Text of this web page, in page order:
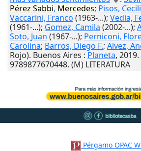
Pérez Sabbi, Mercedes; Pisos,
Vaccarini, Franco (1963-...); Vedia,
(1961-...); Gomez, Camila (2002-...);
Soto, Juan (1967-...); Perniconi,
Carolina; Barros, Diego F.; Alvez,
Rojo). Buenos Aires : Planeta, 2019.
9789877670448. (M) LITERATURA
Pérgamo OPAC